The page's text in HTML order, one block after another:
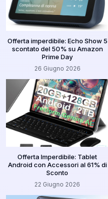
Offerta imperdibile: Echo Show 5
scontato del 50% su Amazon
Prime Day
26 Giugno 2026
Offerta Imperdibile: Tablet
Android con Accessori al 61% di
Sconto
22 Giugno 2026